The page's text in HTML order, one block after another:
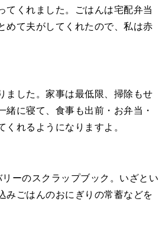
てくれました。ごはんは宅配弁当
めて夫がしてくれたので、私は赤
ました。家事は最低限、掃除もせ
に寝て、食事も出前・お弁当・
れるようになりますよ。
ーのスクラップブック。いざとい
みごはんのおにぎりの常蓄などを